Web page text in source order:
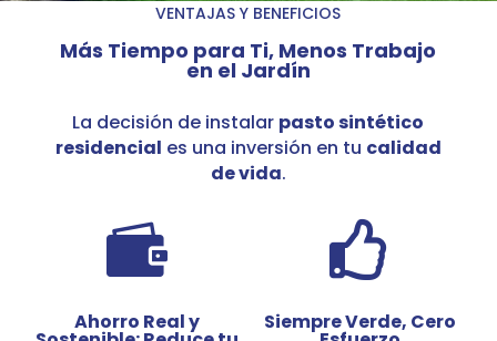
VENTAJAS Y BENEFICIOS
Más Tiempo para Ti, Menos Trabajo
en el Jardín
La decisión de instalar pasto sintético
residencial es una inversión en tu calidad
de vida.

Ahorro Real y

Siempre Verde, Cero